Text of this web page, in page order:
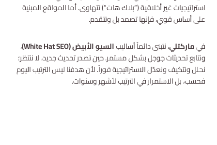
استراتيجيات غير أخلاقية (“بلاك هات”) تتهاوى. أما المواقع المبنية
على أساس قوي، فإنها تصمد بل وتتقدم.
فيماركتلي، نتبنى دائماً أساليبالسيو الأبيض (White Hat SEO)
،
ونتابع تحديثات جوجل بشكل مستمر. حين تصدر تحديث جديد، لا ننتظر؛
نحلل ونتكيف ونعدّل الاستراتيجية فوراً. لأن هدفنا ليس الترتيب اليوم
فحسب، بل الاستمرار في الترتيب لأشهر وسنوات.